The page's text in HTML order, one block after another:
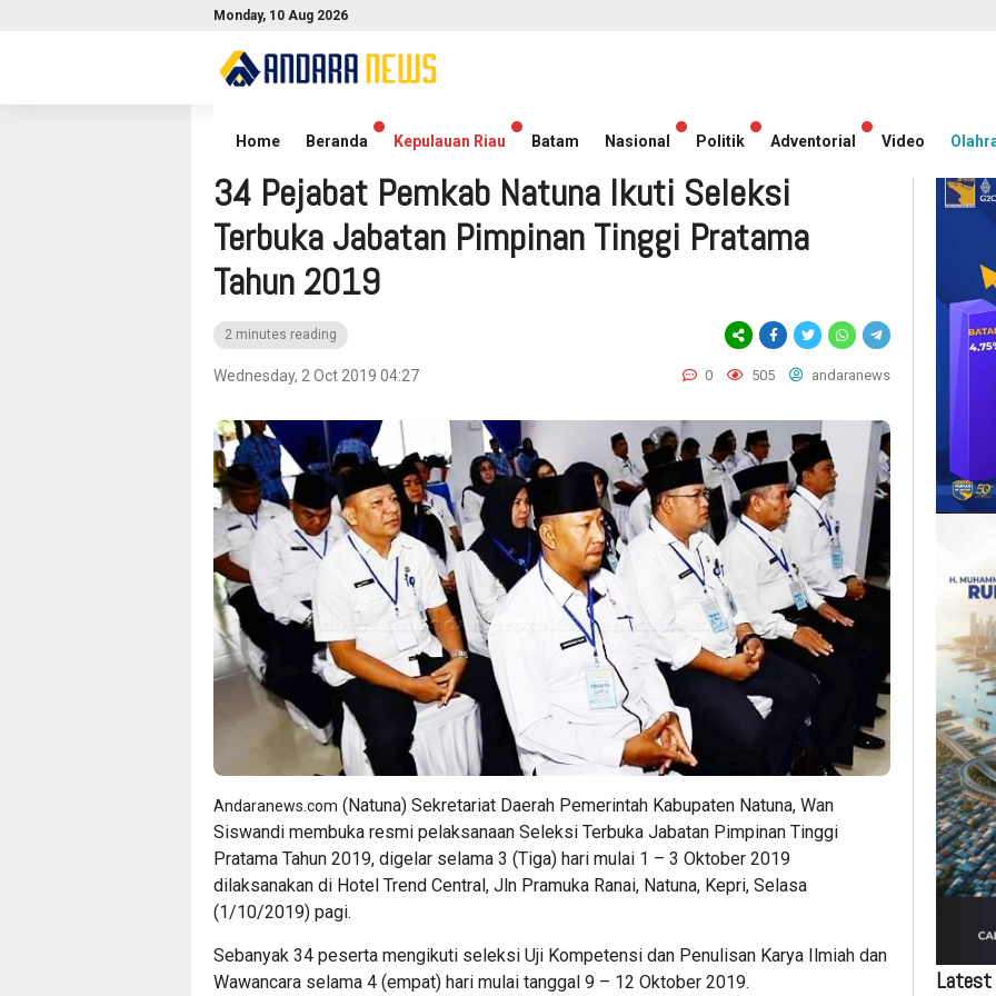
Monday, 10 Aug 2026
Home Beranda Kepulauan Riau Batam Nasional Politik Adventorial Video
Kepulauan Riau
34 Pejabat Pemkab Natuna Ikuti Seleksi
Terbuka Jabatan Pimpinan Tinggi Pratama
Tahun 2019
2 minutes reading
Wednesday, 2 Oct 2019 04:27 0 505 andaranews
Andaranews.com (Natuna) Sekretariat Daerah Pemerintah Kabupaten Natuna, Wan
Siswandi membuka resmi pelaksanaan Seleksi Terbuka Jabatan Pimpinan Tinggi
Pratama Tahun 2019, digelar selama 3 (Tiga) hari mulai 1 – 3 Oktober 2019
dilaksanakan di Hotel Trend Central, Jln Pramuka Ranai, Natuna, Kepri, Selasa
(1/10/2019) pagi.
Sebanyak 34 peserta mengikuti seleksi Uji Kompetensi dan Penulisan Karya Ilmiah dan
Wawancara selama 4 (empat) hari mulai tanggal 9 – 12 Oktober 2019.